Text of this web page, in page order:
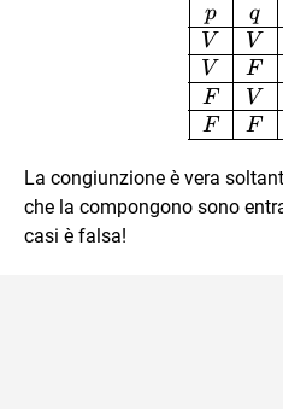
p
V
V
F
F
q
V
F
V
F
La congiunzione è vera
che la compongono sono
casi è falsa!